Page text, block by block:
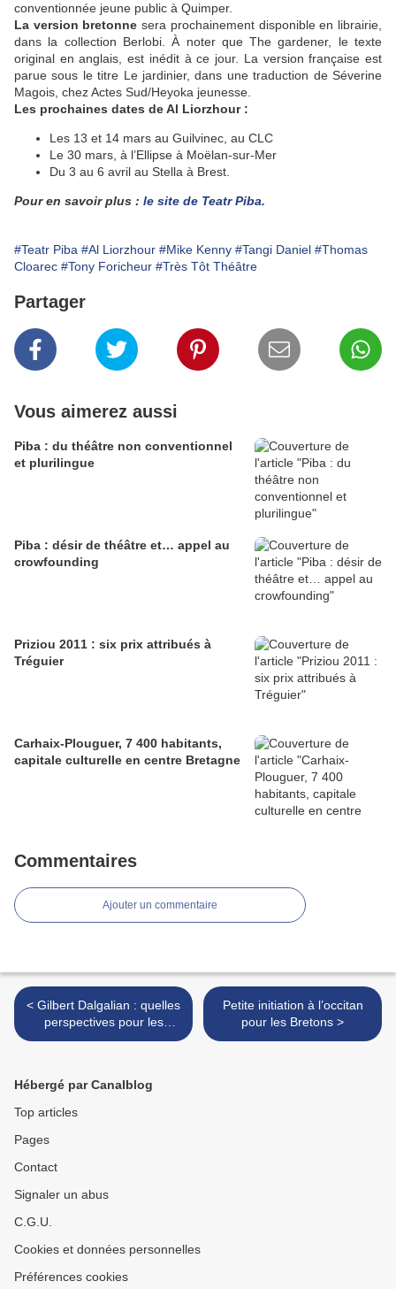
conventionnée jeune public à Quimper.
La version bretonne sera prochainement disponible en librairie,
dans la collection Berlobi. À noter que The gardener, le texte
original en anglais, est inédit à ce jour. La version française est
parue sous le titre Le jardinier, dans une traduction de Séverine
Magois, chez Actes Sud/Heyoka jeunesse.
Les prochaines dates de Al Liorzhour :
Les 13 et 14 mars au Guilvinec, au CLC
Le 30 mars, à l’Ellipse à Moëlan-sur-Mer
Du 3 au 6 avril au Stella à Brest.
Pour en savoir plus : le site de Teatr Piba.
#Teatr Piba #Al Liorzhour #Mike Kenny #Tangi Daniel #Thomas
Cloarec #Tony Foricheur #Très Tôt Théâtre
Partager
Vous aimerez aussi
Piba : du théâtre non conventionnel
et plurilingue
Piba : désir de théâtre et… appel au
crowfounding
Priziou 2011 : six prix attribués à
Tréguier
Carhaix-Plouguer, 7 400 habitants,
capitale culturelle en centre Bretagne
Commentaires
Ajouter un commentaire
< Gilbert Dalgalian : quelles
perspectives pour les
langues de France ?
Petite initiation à l’occitan
pour les Bretons >
Hébergé par Canalblog
Top articles
Pages
Contact
Signaler un abus
C.G.U.
Cookies et données personnelles
Préférences cookies